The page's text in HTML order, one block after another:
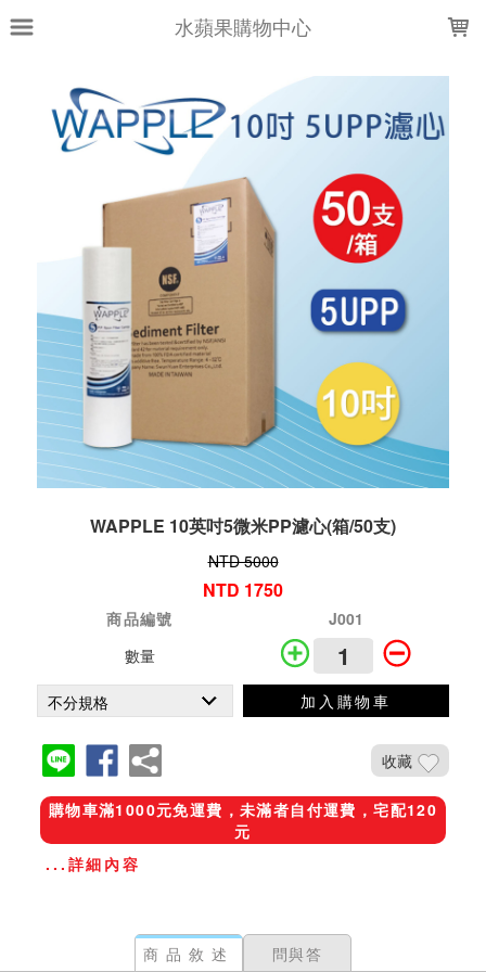
水蘋果購物中心
WAPPLE 10英吋5微米PP濾心(箱/50支)
NTD 5000
NTD 1750
商品編號
J001
數量
加入購物車
收藏
購物車滿1000元免運費，未滿者自付運費，宅配120
元
...詳細內容
商品敘述 問與答